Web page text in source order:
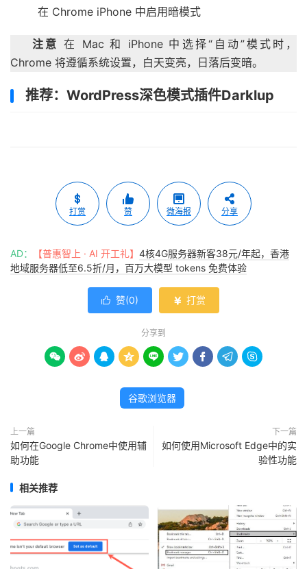
在 Chrome iPhone 中启用暗模式
注意 在 Mac 和 iPhone 中选择“自动”模式时，
Chrome 将遵循系统设置，白天变亮，日落后变暗。
推荐：WordPress深色模式插件Darklup
打赏 赞 微海报 分享
AD： 【普惠智上 · AI 开工礼】 4核4G服务器新客38元/年起，香港
地域服务器低至6.5折/月，百万大模型 tokens 免费体验
 赞(0)  打赏
分享到
        
谷歌浏览器
上一篇
如何在Google Chrome中使用辅
助功能
下一篇
如何使用Microsoft Edge中的实
验性功能
相关推荐